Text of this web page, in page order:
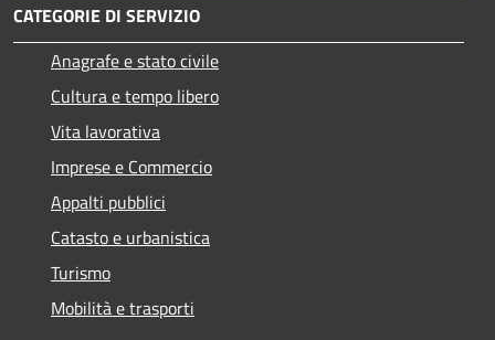
CATEGORIE DI SERVIZIO
Anagrafe e stato civile
Cultura e tempo libero
Vita lavorativa
Imprese e Commercio
Appalti pubblici
Catasto e urbanistica
Turismo
Mobilità e trasporti